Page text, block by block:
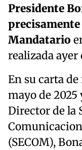
Presidente
Mandatario
realizada
En su carta
mayo de 2025
Director de la
(SECOM),